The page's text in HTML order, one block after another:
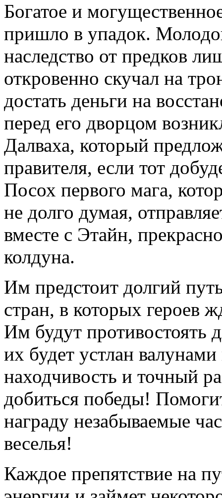
Богатое и
пришло в упадок.
наследство от предков
откровенно скучал на
достать деньги на
перед его дворцом
Далваха, который
правителя, если тот
Посох первого мага,
не долго думая,
вместе с Этайн,
колдуна.
Им предстоит долгий
стран, в которых героев
Им будут
их будет устлан
находчивость и точный
добиться победы!
награду незабываемые
веселья!
Каждое препятствие на